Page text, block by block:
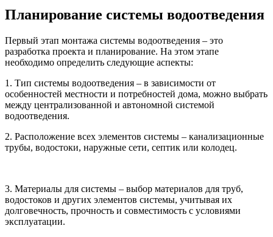
Планирование системы водоотведения
Первый этап монтажа системы водоотведения – это
разработка проекта и планирование. На этом этапе
необходимо определить следующие аспекты:
1. Тип системы водоотведения – в зависимости от
особенностей местности и потребностей дома, можно выбрать
между централизованной и автономной системой
водоотведения.
2. Расположение всех элементов системы – канализационные
трубы, водостоки, наружные сети, септик или колодец.
3. Материалы для системы – выбор материалов для труб,
водостоков и других элементов системы, учитывая их
долговечность, прочность и совместимость с условиями
эксплуатации.